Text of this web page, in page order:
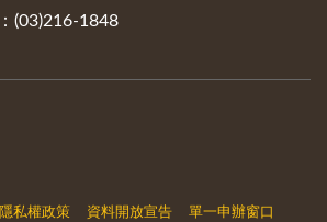
(03)216-1848
隱私權政策 資料開放宣告 單一申辦窗口